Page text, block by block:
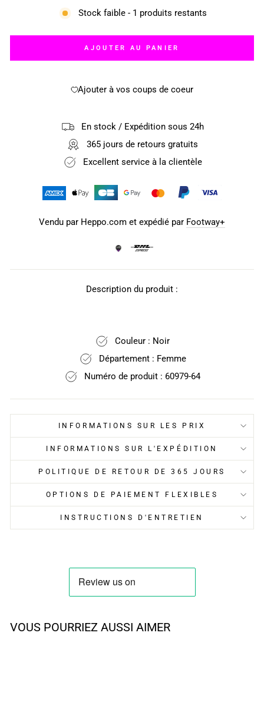
Stock faible - 1 produits restants
AJOUTER AU PANIER
Ajouter à vos coups de coeur
En stock / Expédition sous 24h
365 jours de retours gratuits
Excellent service à la clientèle
Vendu par Heppo.com et expédié par Footway+
Description du produit :
Couleur : Noir
Département : Femme
Numéro de produit : 60979-64
INFORMATIONS SUR LES PRIX
INFORMATIONS SUR L'EXPÉDITION
POLITIQUE DE RETOUR DE 365 JOURS
OPTIONS DE PAIEMENT FLEXIBLES
INSTRUCTIONS D'ENTRETIEN
VOUS POURRIEZ AUSSI AIMER